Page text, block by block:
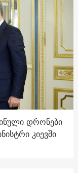
დრონები
კიევში